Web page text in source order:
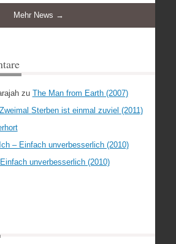
Mehr News →
zu The Man from Earth (2007)
Zweimal Sterben ist einmal zuviel (2011)
Ich – Einfach unverbesserlich (2010)
unverbesserlich (2010)